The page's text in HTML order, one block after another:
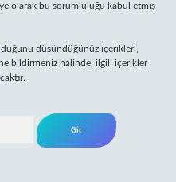
olarak bu sorumluluğu kabul etmiş
düşündüğünüz içerikleri,
bildirmeniz halinde, ilgili içerikler